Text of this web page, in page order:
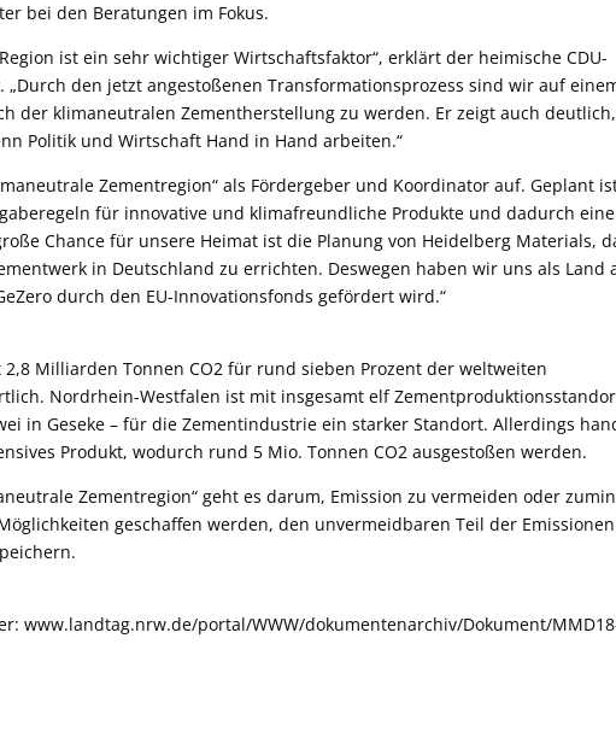
bei den Beratungen im Fokus.
ist ein sehr wichtiger Wirtschaftsfaktor“, erklärt der heimische CDU-
„Durch den jetzt angestoßenen Transformationsprozess sind wir auf
der klimaneutralen Zementherstellung zu werden. Er zeigt auch deutlich,
Politik und Wirtschaft Hand in Hand arbeiten.“
Zementregion“ als Fördergeber und Koordinator auf. Geplant
für innovative und klimafreundliche Produkte und dadurch eine
Chance für unsere Heimat ist die Planung von Heidelberg Materials,
in Deutschland zu errichten. Deswegen haben wir uns als Land
durch den EU-Innovationsfonds gefördert wird.“
Milliarden Tonnen CO2 für rund sieben Prozent der weltweiten
Nordrhein-Westfalen ist mit insgesamt elf
in Geseke – für die Zementindustrie ein starker Standort. Allerdings
Produkt, wodurch rund 5 Mio. Tonnen CO2 ausgestoßen werden.
Zementregion“ geht es darum, Emission zu vermeiden oder
geschaffen werden, den unvermeidbaren Teil der Emissionen
www.landtag.nrw.de/portal/WWW/dokumentenarchiv/Dokument/